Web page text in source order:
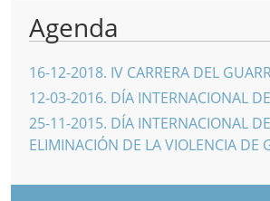
Agenda
16-12-2018. IV CARRERA DEL
12-03-2016. DÍA INTERNACIONAL
25-11-2015. DÍA INTERNACIONAL
ELIMINACIÓN DE LA VIOLENCIA DE